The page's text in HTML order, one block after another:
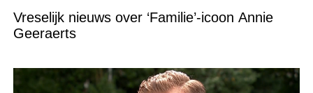
Vreselijk nieuws over ‘Familie’-icoon Annie
Geeraerts